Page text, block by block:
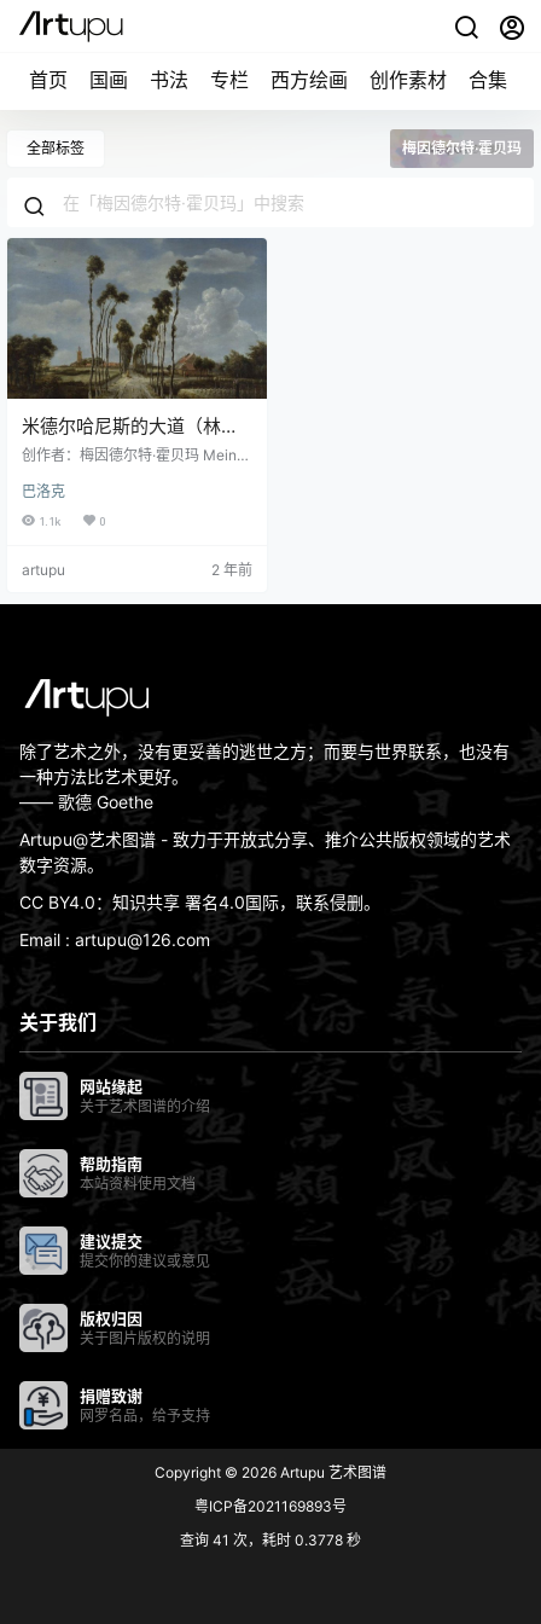
首页 国画 书法 专栏 西方绘画 创作素材 合集
全部标签 梅因德尔特·霍贝玛
米德尔哈尼斯的大道（林荫
道）
创作者：梅因德尔特·霍贝玛 Meind
26 像素作品名称：The Avenue at
Middelharnis中文名称：米德尔哈
材质：布面油画实际尺寸： 104 × 1
信息：Public Domain（公有領域）
巴洛克
1.1k 0
artupu 2 年前
除了艺术之外，没有更妥善的逃世之方；而要与世界联系，也没有
一种方法比艺术更好。
—— 歌德 Goethe
Artupu@艺术图谱 - 致力于开放式分享、推介公共版权领域的艺术
数字资源。
CC BY4.0：知识共享 署名4.0国际，联系侵删。
Email : artupu@126.com
关于我们
网站缘起
关于艺术图谱的介绍
帮助指南
本站资料使用文档
建议提交
提交你的建议或意见
版权归因
关于图片版权的说明
捐赠致谢
网罗名品，给予支持
Copyright © 2026 Artupu 艺术图谱
粤ICP备2021169893号
查询 41 次，耗时 0.3778 秒